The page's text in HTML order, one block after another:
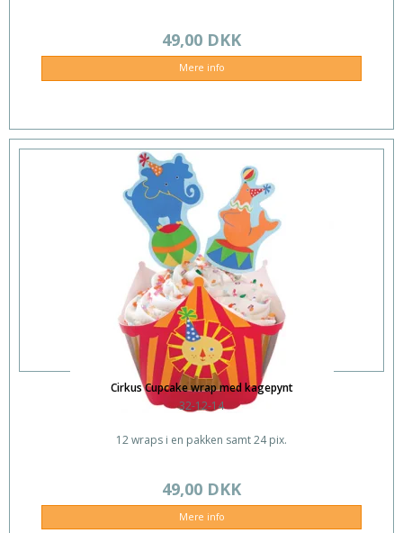
49,00 DKK
Mere info
Cirkus Cupcake wrap med kagepynt
32-12-14
12 wraps i en pakken samt 24 pix.
49,00 DKK
Mere info